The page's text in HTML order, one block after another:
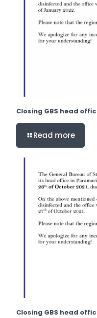
Closing GBS head
Read more
Closing GBS head